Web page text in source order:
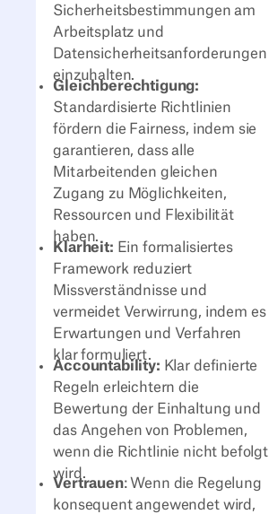
Sicherheitsbestimmungen am
Arbeitsplatz und
Datensicherheitsanforderungen
einzuhalten.
Gleichberechtigung:
Standardisierte Richtlinien
fördern die Fairness, indem sie
garantieren, dass alle
Mitarbeitenden gleichen
Zugang zu Möglichkeiten,
Ressourcen und Flexibilität
haben.
Klarheit: Ein formalisiertes
Framework reduziert
Missverständnisse und
vermeidet Verwirrung, indem es
Erwartungen und Verfahren
klar formuliert.
Accountability: Klar definierte
Regeln erleichtern die
Bewertung der Einhaltung und
das Angehen von Problemen,
wenn die Richtlinie nicht befolgt
wird.
Vertrauen: Wenn die Regelung
konsequent angewendet wird,